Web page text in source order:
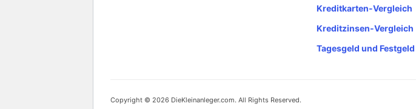
Kreditkarten-Vergleich
Kreditzinsen-Vergleich
Tagesgeld und Festgeld
Copyright © 2026 DieKleinanleger.com. All Rights Reserved.